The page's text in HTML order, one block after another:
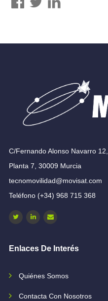
C/Fernando Alonso Navarro 12,
Planta 7, 30009 Murcia
tecnomovilidad@movisat.com
Teléfono (+34) 968 715 368
Enlaces De Interés
Quiénes Somos
Contacta Con Nosotros